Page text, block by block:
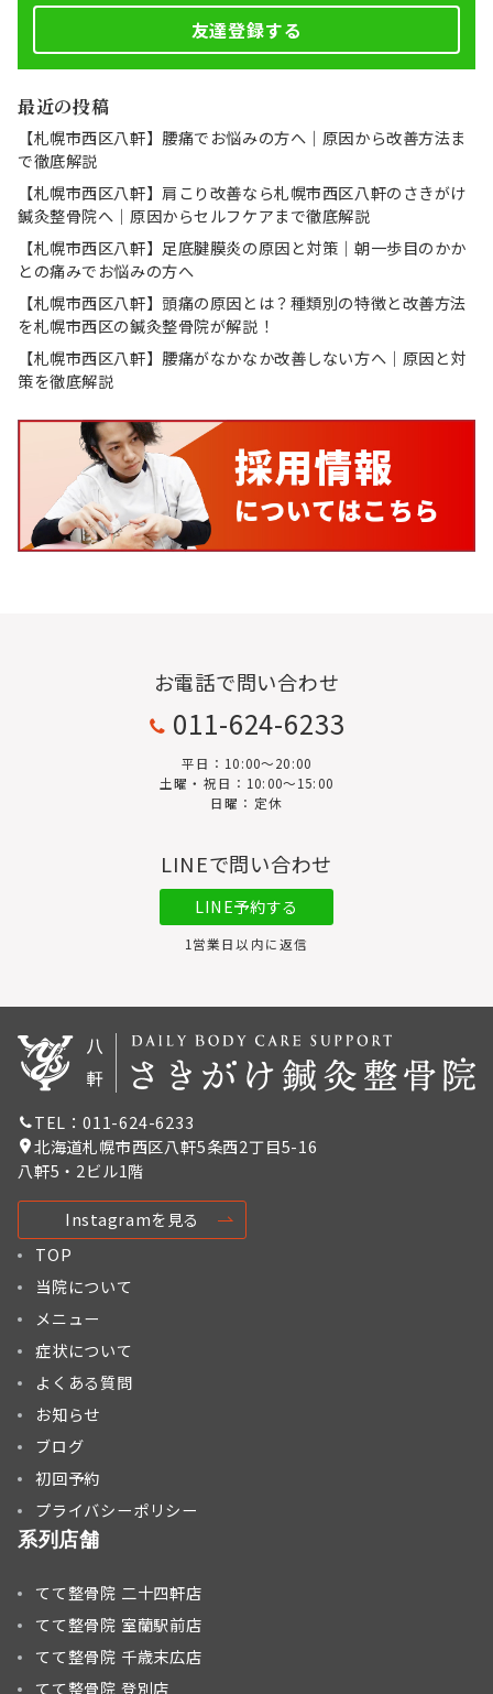
友達登録する
最近の投稿
【札幌市西区八軒】腰痛でお悩みの方へ｜原因から改善方法ま
で徹底解説
【札幌市西区八軒】肩こり改善なら札幌市西区八軒のさきがけ
鍼灸整骨院へ｜原因からセルフケアまで徹底解説
【札幌市西区八軒】足底腱膜炎の原因と対策｜朝一歩目のかか
との痛みでお悩みの方へ
【札幌市西区八軒】頭痛の原因とは？種類別の特徴と改善方法
を札幌市西区の鍼灸整骨院が解説！
【札幌市西区八軒】腰痛がなかなか改善しない方へ｜原因と対
策を徹底解説
お電話で問い合わせ
011-624-6233
平日：10:00〜20:00
土曜・祝日：10:00～15:00
日曜：定休
LINEで問い合わせ
LINE予約する
1営業日以内に返信
TEL：011-624-6233
北海道札幌市西区八軒5条西2丁目5-16
八軒5・2ビル1階
Instagramを見る
TOP
当院について
メニュー
症状について
よくある質問
お知らせ
ブログ
初回予約
プライバシーポリシー
系列店舗
てて整骨院 二十四軒店
てて整骨院 室蘭駅前店
てて整骨院 千歳末広店
てて整骨院 登別店